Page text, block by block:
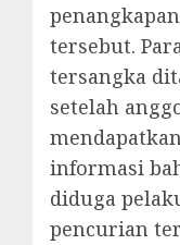
penangkapan
tersebut.
tersangka
setelah
informasi
diduga
pencurian